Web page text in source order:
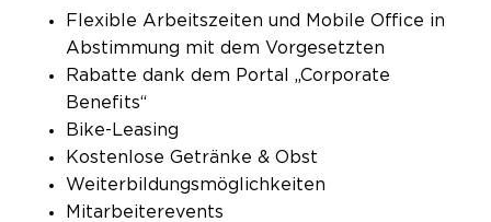
Flexible Arbeitszeiten und Mobile Office in
Abstimmung mit dem Vorgesetzten
Rabatte dank dem Portal „Corporate
Benefits“
Bike-Leasing
Kostenlose Getränke & Obst
Weiterbildungsmöglichkeiten
Mitarbeiterevents